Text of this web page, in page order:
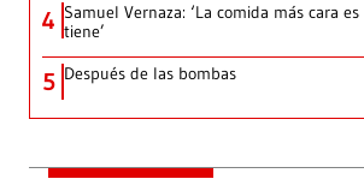
4 Samuel Vernaza: ‘La comida más cara
tiene’
5 Después de las bombas